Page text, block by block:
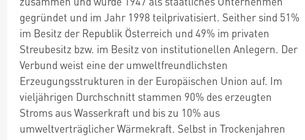
gegründet und im Jahr 1998 teilprivatisiert. Seither sind 51%
im Besitz der Republik Österreich und 49% im privaten
Streubesitz bzw. im Besitz von institutionellen Anlegern. Der
Verbund weist eine der umweltfreundlichsten
Erzeugungsstrukturen in der Europäischen Union auf. Im
vieljährigen Durchschnitt stammen 90% des erzeugten
Stroms aus Wasserkraft und bis zu 10% aus
umweltverträglicher Wärmekraft. Selbst in Trockenjahren